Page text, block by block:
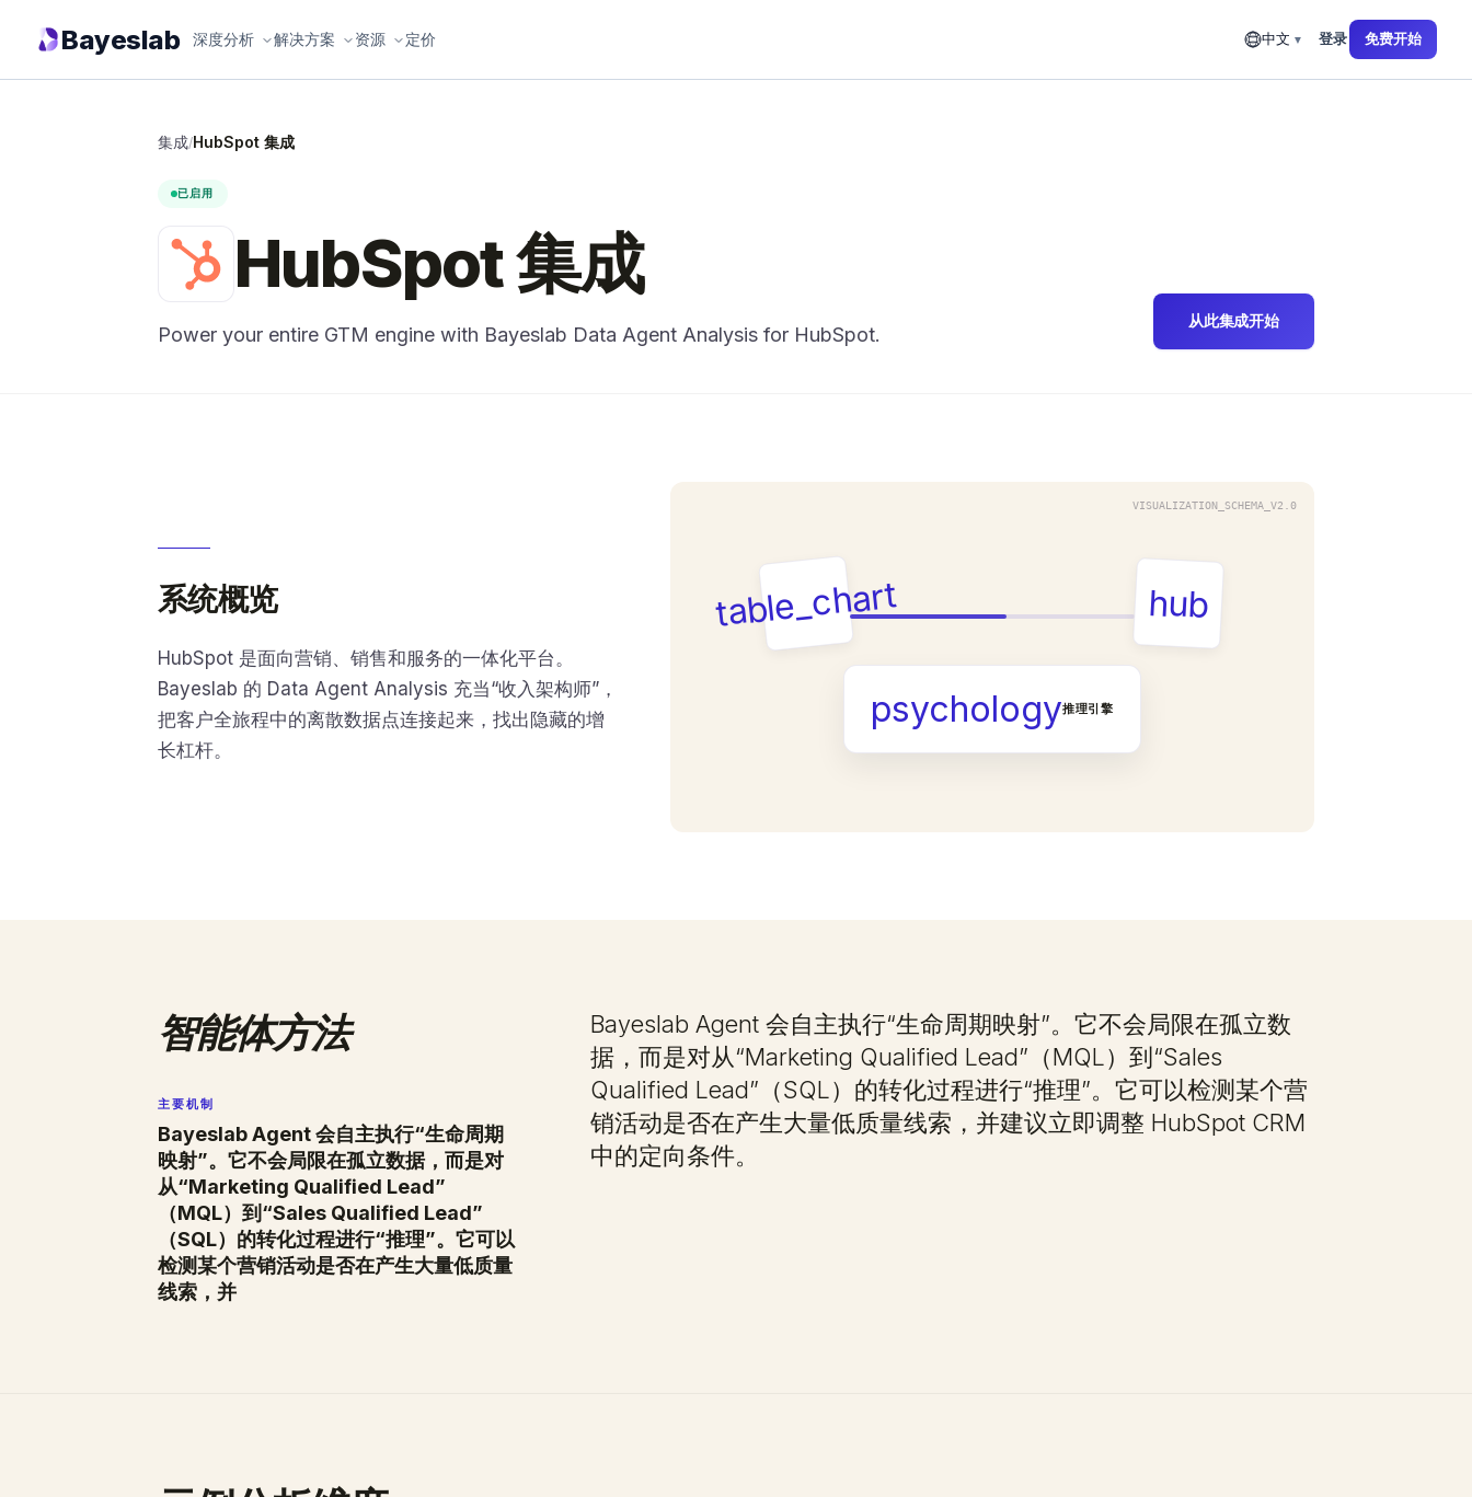
Bayeslab 深度分析 解决方案 资源 定价 中文 ▼ 登录 免费开始
集成/HubSpot 集成
已启用
HubSpot 集成
Power your entire GTM engine with Bayeslab Data Agent Analysis for HubSpot.
从此集成开始
系统概览
HubSpot 是面向营销、销售和服务的一体化平台。
Bayeslab 的 Data Agent Analysis 充当“收入架构师”，
把客户全旅程中的离散数据点连接起来，找出隐藏的增
长杠杆。
VISUALIZATION_SCHEMA_V2.0
table_chart hub
psychology推理引擎
智能体方法
主要机制
Bayeslab Agent 会自主执行“生命周期
映射”。它不会局限在孤立数据，而是对
从“Marketing Qualified Lead”
（MQL）到“Sales Qualified Lead”
（SQL）的转化过程进行“推理”。它可以
检测某个营销活动是否在产生大量低质量
线索，并
Bayeslab Agent 会自主执行“生命周期映射”。它不会局限在孤立数
据，而是对从“Marketing Qualified Lead”（MQL）到“Sales
Qualified Lead”（SQL）的转化过程进行“推理”。它可以检测某个营
销活动是否在产生大量低质量线索，并建议立即调整 HubSpot CRM
中的定向条件。